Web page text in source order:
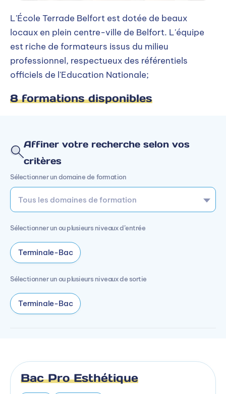
L'École Terrade Belfort est dotée de beaux
locaux en plein centre-ville de Belfort. L'équipe
est riche de formateurs issus du milieu
professionnel, respectueux des référentiels
officiels de l'Education Nationale;
8 formations disponibles
Affiner votre recherche selon vos
critères
Sélectionner un domaine de formation
Sélectionner un ou plusieurs niveaux d’entrée
Terminale-Bac
Sélectionner un ou plusieurs niveaux de sortie
Terminale-Bac
Bac Pro Esthétique